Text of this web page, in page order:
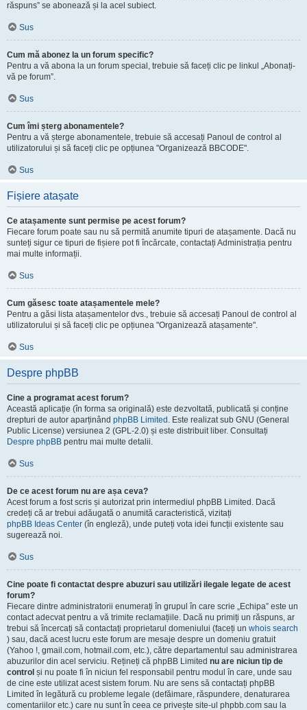
răspuns” se abonează și la acel subiect.
Sus
Cum mă abonez la un forum specific?
Pentru a vă abona la un forum special, trebuie să faceți clic pe linkul „Abonați-
vă pe forum”.
Sus
Cum îmi șterg abonamentele?
Pentru a vă șterge abonamentele, trebuie să accesați Panoul de control al
utilizatorului și să faceți clic pe opțiunea "Organizează BBCODE".
Sus
Fișiere atașate
Ce atașamente sunt permise pe acest forum?
Fiecare forum poate sau nu să permită anumite tipuri de atașamente. Dacă nu
sunteți sigur ce tipuri de fișiere pot fi încărcate, contactați Administrația pentru
mai multe informații.
Sus
Cum găsesc toate atașamentele mele?
Pentru a găsi lista atașamentelor dvs., trebuie să accesați Panoul de control al
utilizatorului și să faceți clic pe opțiunea "Organizează atașamente".
Sus
Despre phpBB
Cine a programat acest forum?
Această aplicație (în forma sa originală) este dezvoltată, publicată și conține
drepturi de autor aparținând phpBB Limited . Este realizat sub GNU (General
Public License) versiunea 2 (GPL-2.0) și este distribuit liber. Consultați
Despre phpBB pentru mai multe detalii.
Sus
De ce acest forum nu are așa ceva?
Acest forum a fost scris și autorizat prin intermediul phpBB Limited. Dacă
credeți că ar trebui adăugată o anumită caracteristică, vizitați
phpBB Ideas Center (în engleză), unde puteți vota idei funcții existente sau
sugerează noi.
Sus
Cine poate fi contactat despre abuzuri sau utilizări ilegale legate de acest
forum?
Fiecare dintre administratorii enumerați în grupul în care scrie „Echipa” este un
contact adecvat pentru a vă trimite reclamațiile. Dacă nu primiți un răspuns, ar
trebui să încercați să contactați proprietarul domeniului (faceți un whois search
) sau, dacă acest lucru este forum are mesaje despre un domeniu gratuit
(Yahoo !, gmail.com, hotmail.com, etc.), către departamentul sau administrarea
abuzurilor din acel serviciu. Rețineți că phpBB Limited nu are niciun tip de
control și nu poate fi în niciun fel responsabil pentru modul în care, unde sau
de cine este utilizat acest sistem forum. Nu are sens să contactați phpBB
Limited în legătură cu probleme legale (defăimare, răspundere, denaturarea
comentariilor etc.) care nu sunt în ceea ce privește site-ul phpbb.com sau la